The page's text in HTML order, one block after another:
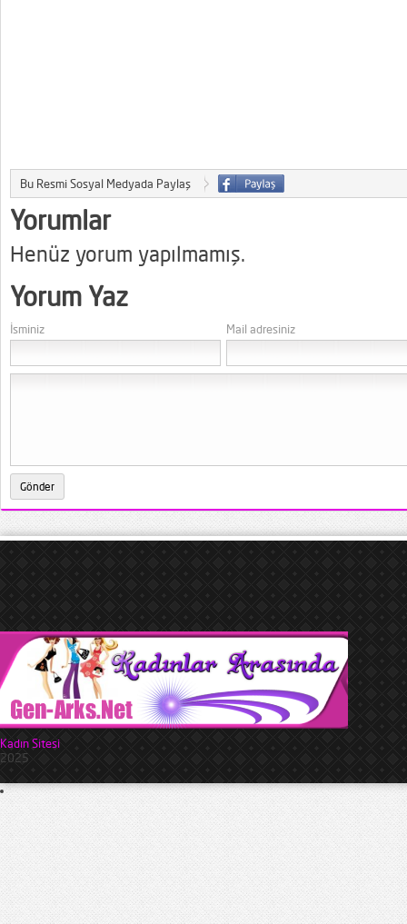
Bu Resmi Sosyal Medyada Paylaş
Yorumlar
Henüz yorum yapılmamış.
Yorum Yaz
İsminiz Mail adresiniz
Kadın Sitesi
2025